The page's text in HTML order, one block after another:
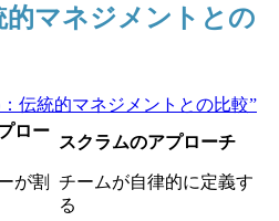
的マネジメントとの
：伝統的マネジメントとの比較”
ロー
スクラムのアプローチ
が割
チームが自律的に定義す
る